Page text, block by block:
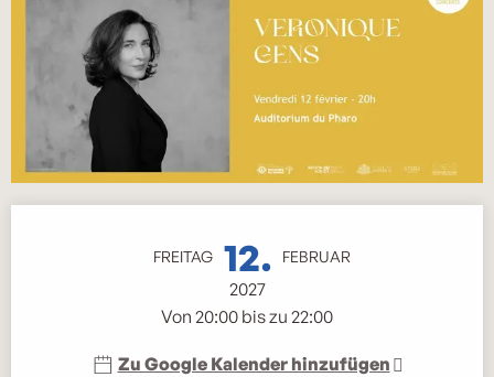
FREITAG 12. FEBRUAR
2027
Von 20:00 bis zu 22:00
Zu Google Kalender hinzufügen